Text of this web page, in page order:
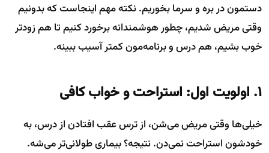
دستمون در بره و سرما بخوریم. نکته مهم اینجاست که بدونیم
وقتی مریض شدیم، چطور هوشمندانه برخورد کنیم تا هم زودتر
خوب بشیم، هم درس و برنامه‌مون کمتر آسیب ببینه.
۱. اولویت اول: استراحت و خواب کافی
خیلی‌ها وقتی مریض می‌شن، از ترس عقب افتادن از درس، به
خودشون استراحت نمی‌دن. نتیجه؟ بیماری طولانی‌تر می‌شه.